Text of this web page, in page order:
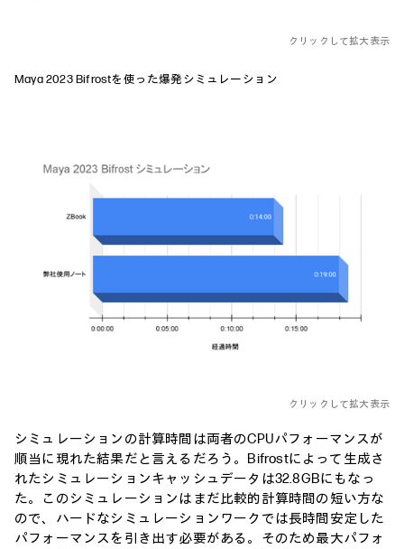
クリックして拡大表示
Maya 2023 Bifrostを使った爆発シミュレーション
クリックして拡大表示
シミュレーションの計算時間は両者のCPUパフォーマンスが
順当に現れた結果だと言えるだろう。Bifrostによって生成さ
れたシミュレーションキャッシュデータは32.8GBにもなっ
た。このシミュレーションはまだ比較的計算時間の短い方な
ので、ハードなシミュレーションワークでは長時間安定した
パフォーマンスを引き出す必要がある。そのため最大パフォ